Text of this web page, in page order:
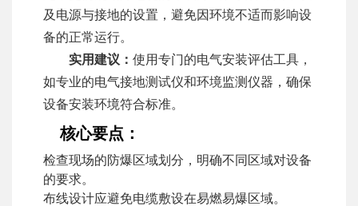
及电源与接地的设置，避免因环境不适而影响设
备的正常运行。
实用建议： 使用专门的电气安装评估工具，
如专业的电气接地测试仪和环境监测仪器，确保
设备安装环境符合标准。
核心要点：
检查现场的防爆区域划分，明确不同区域对设备
的要求。
布线设计应避免电缆敷设在易燃易爆区域。